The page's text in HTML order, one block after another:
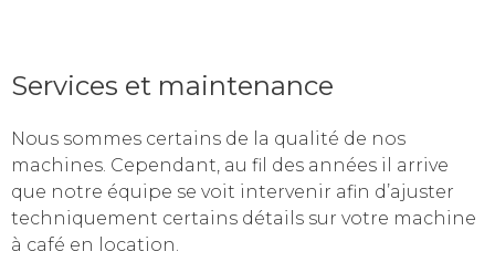
Services et maintenance
Nous sommes certains de la qualité de nos
machines. Cependant, au fil des années il arrive
que notre équipe se voit intervenir afin d’ajuster
techniquement certains détails sur votre machine
à café en location.